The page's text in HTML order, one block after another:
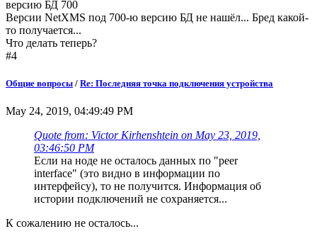
версию БД 700
Версии NetXMS под 700-ю версию БД не нашёл... Бред какой-
то получается...
Что делать теперь?
#4
Общие вопросы / Re: Последняя точка подключения устройства
May 24, 2019, 04:49:49 PM
Quote from: Victor Kirhenshtein on May 23, 2019,
03:46:50 PM
Если на ноде не осталось данных по "peer
interface" (это видно в информации по
интерфейсу), то не получится. Информация об
истории подключений не сохраняется...
К сожалению не осталось...